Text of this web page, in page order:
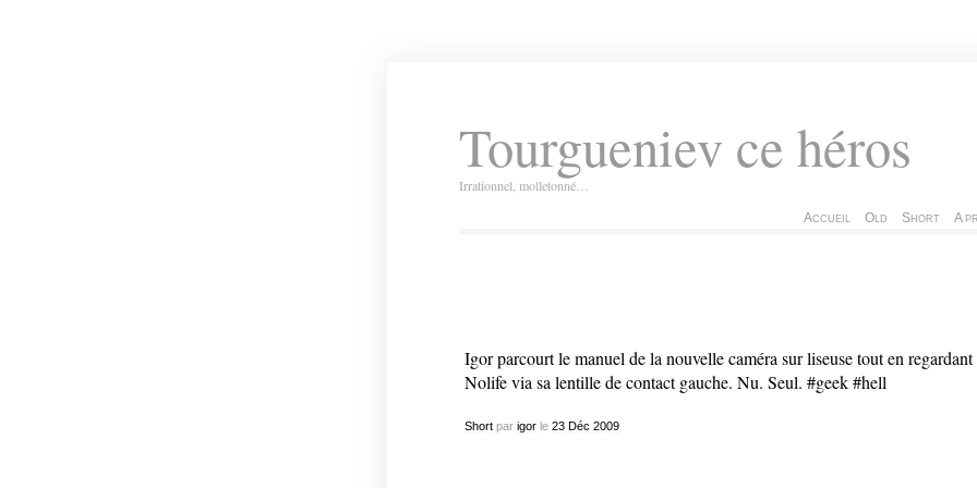
Tourgueniev ce héros
Irrationnel, molletonné…
Accueil Old Short A
Igor parcourt le manuel de la nouvelle caméra sur liseuse tout en regardant
Nolife via sa lentille de contact gauche. Nu. Seul. #geek #hell
Shortpar igorle 23 Déc 2009